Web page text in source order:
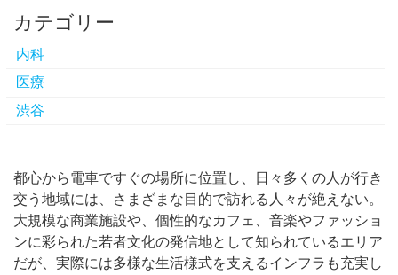
カテゴリー
内科
医療
渋谷
都心から電車ですぐの場所に位置し、日々多くの人が行き
交う地域には、さまざまな目的で訪れる人々が絶えない。
大規模な商業施設や、個性的なカフェ、音楽やファッショ
ンに彩られた若者文化の発信地として知られているエリア
だが、実際には多様な生活様式を支えるインフラも充実し